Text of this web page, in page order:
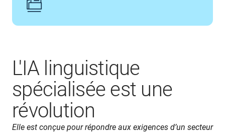
L'IA linguistique
spécialisée est une
révolution
Elle est conçue pour répondre aux exigences d’un secteur